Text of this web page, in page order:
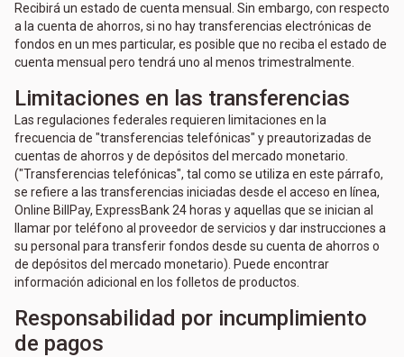
Recibirá un estado de cuenta mensual. Sin embargo, con respecto
a la cuenta de ahorros, si no hay transferencias electrónicas de
fondos en un mes particular, es posible que no reciba el estado de
cuenta mensual pero tendrá uno al menos trimestralmente.
Limitaciones en las transferencias
Las regulaciones federales requieren limitaciones en la
frecuencia de "transferencias telefónicas" y preautorizadas de
cuentas de ahorros y de depósitos del mercado monetario.
("Transferencias telefónicas", tal como se utiliza en este párrafo,
se refiere a las transferencias iniciadas desde el acceso en línea,
Online BillPay, ExpressBank 24 horas y aquellas que se inician al
llamar por teléfono al proveedor de servicios y dar instrucciones a
su personal para transferir fondos desde su cuenta de ahorros o
de depósitos del mercado monetario). Puede encontrar
información adicional en los folletos de productos.
Responsabilidad por incumplimiento
de pagos